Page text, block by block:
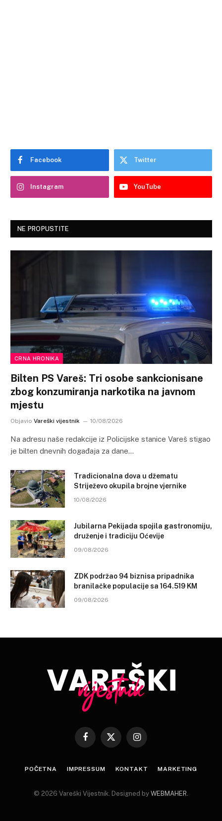
Facebook Twitter
Instagram YouTube
NE PROPUSTITE
CRNA HRONIKA
Bilten PS Vareš: Tri osobe sankcionisane
zbog konzumiranja narkotika na javnom
mjestu
Objavio Vareški vijestnik 10/08/2026
Na adresu naše redakcije iz Policijske stanice Vareš stigao
je bilten dnevnih događaja za dane…
Tradicionalna dova u džematu
Striježevo okupila brojne vjernike
10/08/2026
Jubilarna Pekijada spojila gastronomiju,
druženje i tradiciju Oćevije
09/08/2026
ZDK podržao 94 biznisa pripadnika
branilačke populacije sa 164.519 KM
09/08/2026
Facebook
X
Instagram
POČETNA IMPRESSUM KONTAKT MARKETING
© 2026 Vareški Vijestnik. Designed by WEBMAHER